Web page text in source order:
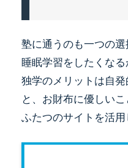
塾に通うのも一つの
睡眠学習をしたくなる
独学のメリットは自
と、お財布に優しいこ
ふたつのサイトを活用